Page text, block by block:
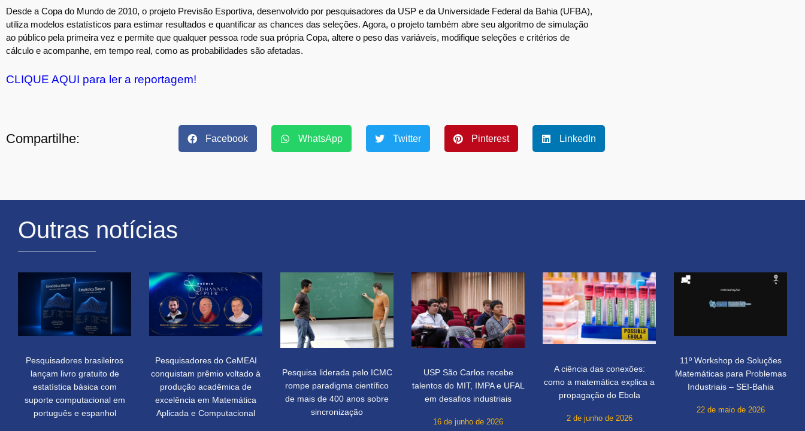
Desde a Copa do Mundo de 2010, o projeto Previsão Esportiva, desenvolvido por pesquisadores da USP e da Universidade Federal da Bahia (UFBA),
utiliza modelos estatísticos para estimar resultados e quantificar as chances das seleções. Agora, o projeto também abre seu algoritmo de simulação
ao público pela primeira vez e permite que qualquer pessoa rode sua própria Copa, altere o peso das variáveis, modifique seleções e critérios de
cálculo e acompanhe, em tempo real, como as probabilidades são afetadas.
CLIQUE AQUI para ler a reportagem!
Compartilhe: Facebook WhatsApp Twitter Pinterest LinkedIn
Outras notícias
Pesquisadores brasileiros
lançam livro gratuito de
estatística básica com
suporte computacional em
português e espanhol
Pesquisadores do CeMEAI
conquistam prêmio voltado à
produção acadêmica de
excelência em Matemática
Aplicada e Computacional
Pesquisa liderada pelo ICMC
rompe paradigma científico
de mais de 400 anos sobre
sincronização
USP São Carlos recebe
talentos do MIT, IMPA e UFAL
em desafios industriais
16 de junho de 2026
A ciência das conexões:
como a matemática explica a
propagação do Ebola
2 de junho de 2026
11º Workshop de Soluções
Matemáticas para Problemas
Industriais – SEI-Bahia
22 de maio de 2026